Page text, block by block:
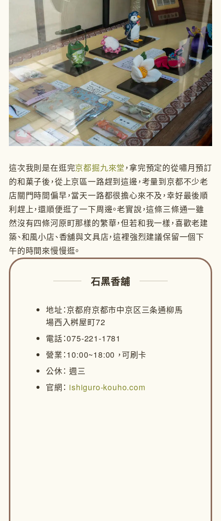
這次我則是在逛完京都掘九來堂，拿完預定的從嘯月預訂
的和菓子後，從上京區一路趕到這邊，考量到京都不少老
店關門時間偏早，當天一路都很擔心來不及，幸好最後順
利趕上，還順便逛了一下周邊。老實說，這條三條通一雖
然沒有四條河原町那樣的繁華，但若和我一樣，喜歡老建
築、和風小店、香舖與文具店，這裡強烈建議保留一個下
午的時間來慢慢逛。
石黑香舖
地址：京都府京都市中京区三条通柳馬
場西入桝屋町72
電話：075-221-1781
營業：10:00~18:00 ，可刷卡
公休： 週三
官網： ishiguro-kouho.com